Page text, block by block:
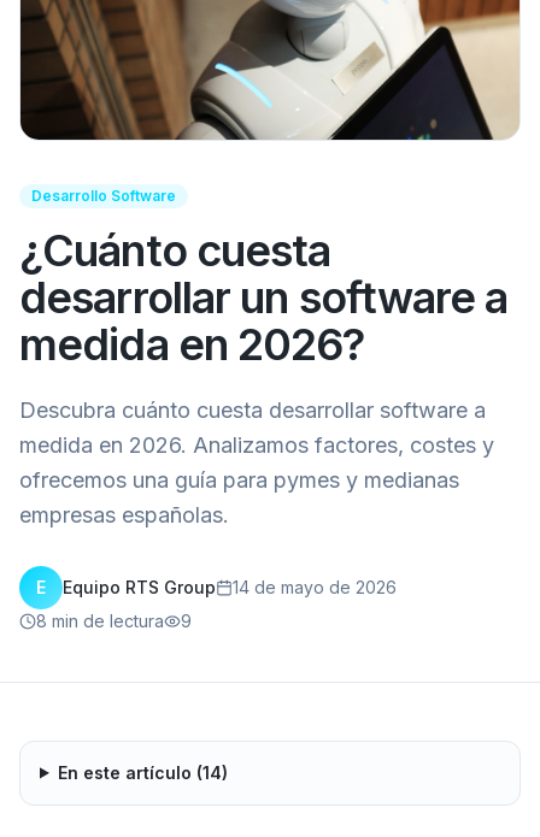
Desarrollo Software
¿Cuánto cuesta
desarrollar un software a
medida en 2026?
Descubra cuánto cuesta desarrollar software a
medida en 2026. Analizamos factores, costes y
ofrecemos una guía para pymes y medianas
empresas españolas.
E Equipo RTS Group
14 de mayo de 2026
8 min de lectura 9
En este artículo (14)